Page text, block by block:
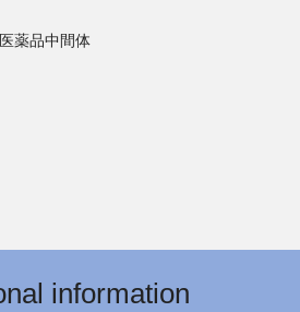
薬品中間体
information